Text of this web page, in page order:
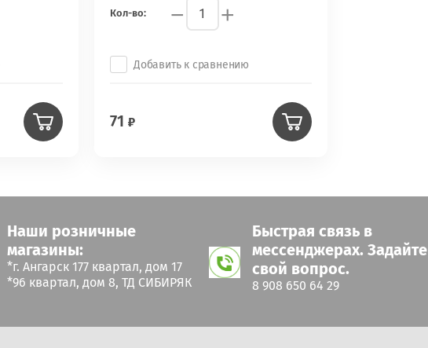
Кол-во: − +
Добавить к сравнению
71
Наши розничные
магазины:
*г. Ангарск 177 квартал, дом 17
*96 квартал, дом 8, ТД СИБИРЯК
Быстрая связь в
мессенджерах. Задайте
свой вопрос.
8 908 650 64 29